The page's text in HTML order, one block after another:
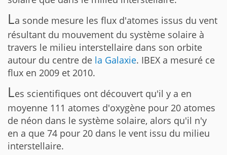
La sonde mesure les flux d'atomes issus du vent
résultant du mouvement du système solaire à
travers le milieu interstellaire dans son orbite
autour du centre de la Galaxie. IBEX a mesuré ce
flux en 2009 et 2010.
Les scientifiques ont découvert qu'il y a en
moyenne 111 atomes d'oxygène pour 20 atomes
de néon dans le système solaire, alors qu'il n'y
en a que 74 pour 20 dans le vent issu du milieu
interstellaire.